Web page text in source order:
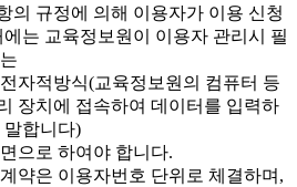
의 규정에 의해 이용자가 이용 신청
에는 교육정보원이 이용자 관리시 필
자적방식(교육정보원의 컴퓨터 등
장치에 접속하여 데이터를 입력하
말합니다)
으로 하여야 합니다.
약은 이용자번호 단위로 체결하며,